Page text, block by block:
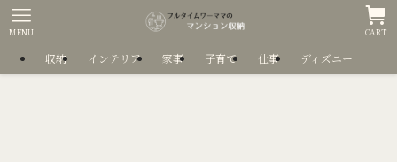
CART
MENU
収納 インテリア 家事 子育て 仕事 ディズニー